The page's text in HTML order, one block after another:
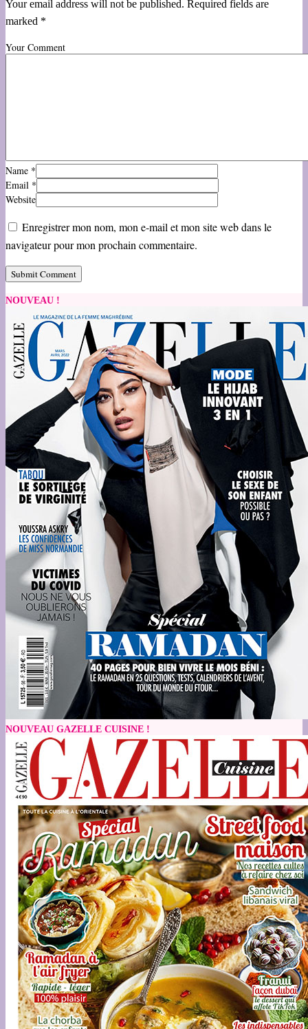
Your email address will not be published. Required fields are
marked *
Your Comment
Name *
Email *
Website
Enregistrer mon nom, mon e-mail et mon site web dans le
navigateur pour mon prochain commentaire.
NOUVEAU !
NOUVEAU GAZELLE CUISINE !